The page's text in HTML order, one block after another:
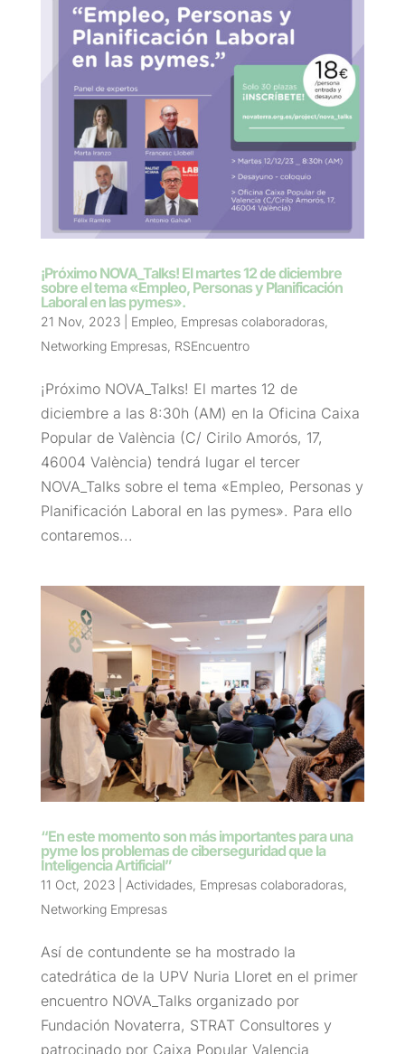
¡Próximo NOVA_Talks! El martes 12 de diciembre
sobre el tema «Empleo, Personas y Planificación
Laboral en las pymes».
21 Nov, 2023| Empleo, Empresas colaboradoras,
Networking Empresas, RSEncuentro
¡Próximo NOVA_Talks! El martes 12 de
diciembre a las 8:30h (AM) en la Oficina Caixa
Popular de València (C/ Cirilo Amorós, 17,
46004 València) tendrá lugar el tercer
NOVA_Talks sobre el tema «Empleo, Personas y
Planificación Laboral en las pymes». Para ello
contaremos...
“En este momento son más importantes para una
pyme los problemas de ciberseguridad que la
Inteligencia Artificial”
11 Oct, 2023| Actividades, Empresas colaboradoras,
Networking Empresas
Así de contundente se ha mostrado la
catedrática de la UPV Nuria Lloret en el primer
encuentro NOVA_Talks organizado por
Fundación Novaterra, STRAT Consultores y
patrocinado por Caixa Popular Valencia